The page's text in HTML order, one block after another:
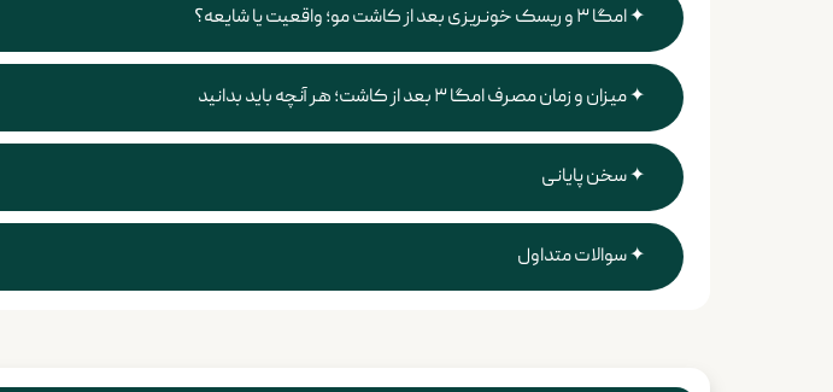
امگا ۳ و ریسک خونریزی بعد از کاشت مو؛ واقعیت یا شایعه؟
میزان و زمان مصرف امگا ۳ بعد از کاشت؛ هر آنچه باید بدانید
سخن پایانی
سوالات متداول